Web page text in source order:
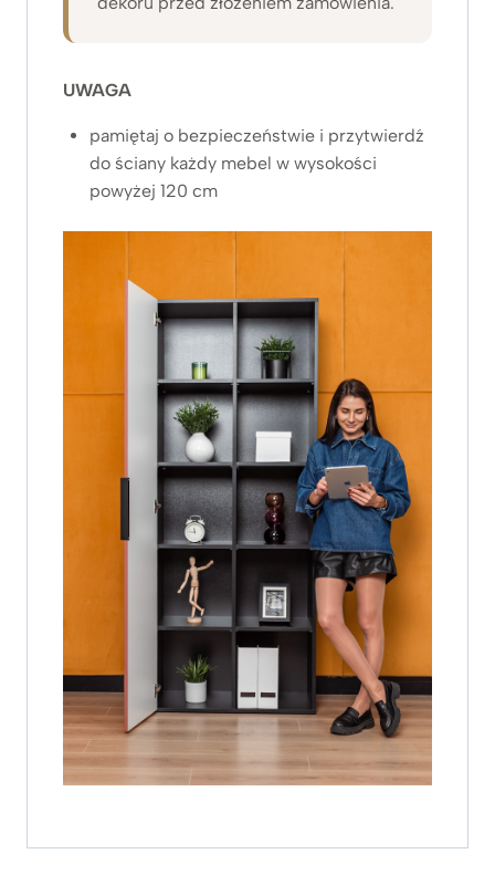
UWAGA
pamiętaj o bezpieczeństwie i przytwierdź
do ściany każdy mebel w wysokości
powyżej 120 cm